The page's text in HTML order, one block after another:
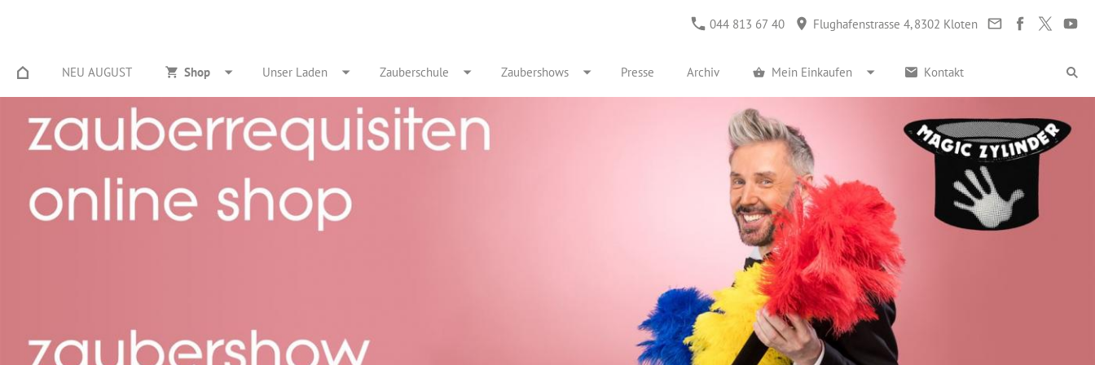
044 813 67 40 Flughafenstrasse 4, 8302 Kloten
NEU AUGUST Shop Unser Laden Zauberschule Zaubershows Presse Archiv Mein Einkaufen Kontakt